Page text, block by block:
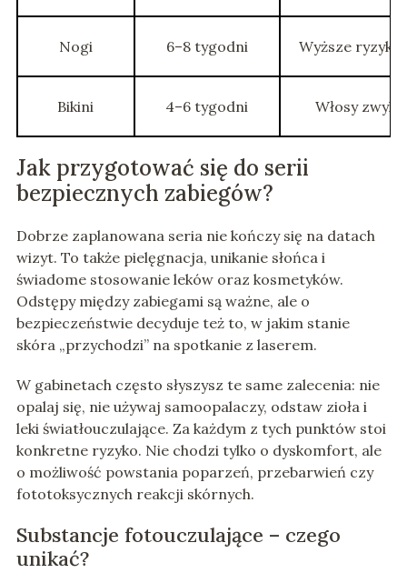
Nogi 6–8 tygodni Wyższe
Bikini 4–6 tygodni Włosy
Jak przygotować się do serii
bezpiecznych zabiegów?
Dobrze zaplanowana seria nie kończy się na datach
wizyt. To także pielęgnacja, unikanie słońca i
świadome stosowanie leków oraz kosmetyków.
Odstępy między zabiegami są ważne, ale o
bezpieczeństwie decyduje też to, w jakim stanie
skóra „przychodzi” na spotkanie z laserem.
W gabinetach często słyszysz te same zalecenia: nie
opalaj się, nie używaj samoopalaczy, odstaw zioła i
leki światłouczulające. Za każdym z tych punktów stoi
konkretne ryzyko. Nie chodzi tylko o dyskomfort, ale
o możliwość powstania poparzeń, przebarwień czy
fototoksycznych reakcji skórnych.
Substancje fotouczulające – czego
unikać?